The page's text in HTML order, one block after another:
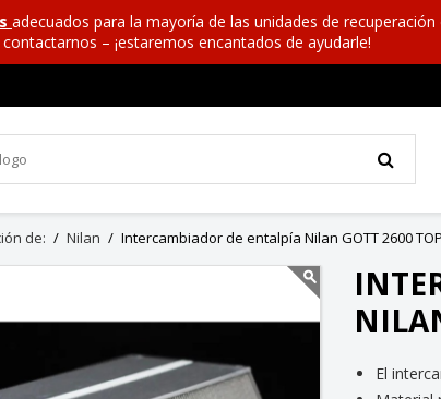
adecuados para la mayoría de las unidades de
contactarnos – ¡estaremos encantados de ayudarle!
de: Nilan Intercambiador de entalpía Nilan GOTT 2600 TOP
El